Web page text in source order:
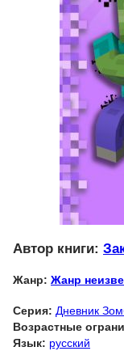
Автор книги:
Жанр: Жанр
Серия: Дневник
Возрастные
Язык: русский